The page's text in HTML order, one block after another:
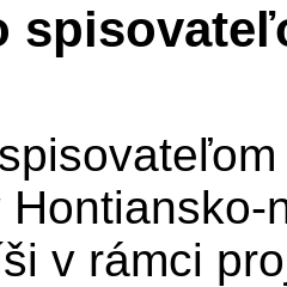
v rámci